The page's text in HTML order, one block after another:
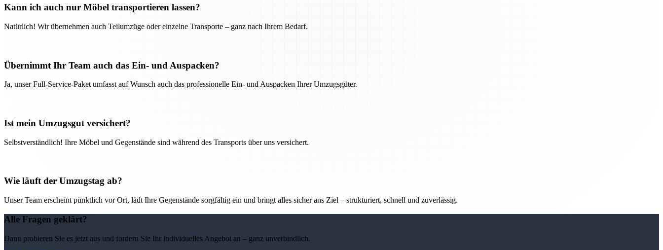
Kann ich auch nur Möbel transportieren lassen?
Natürlich! Wir übernehmen auch Teilumzüge oder einzelne Transporte – ganz nach Ihrem Bedarf.
Übernimmt Ihr Team auch das Ein- und Auspacken?
Ja, unser Full-Service-Paket umfasst auf Wunsch auch das professionelle Ein- und Auspacken Ihrer Umzugsgüter.
Ist mein Umzugsgut versichert?
Selbstverständlich! Ihre Möbel und Gegenstände sind während des Transports über uns versichert.
Wie läuft der Umzugstag ab?
Unser Team erscheint pünktlich vor Ort, lädt Ihre Gegenstände sorgfältig ein und bringt alles sicher ans Ziel – strukturiert, schnell und zuverlässig.
Alle Fragen geklärt?
Dann probieren Sie es jetzt aus und fordern Sie Ihr individuelles Angebot an – ganz unverbindlich.